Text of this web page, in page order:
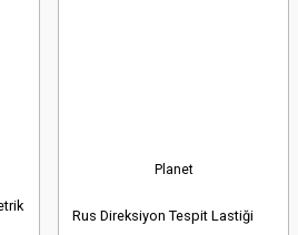
Planet
Rus Direksiyon Tespit Lastiği